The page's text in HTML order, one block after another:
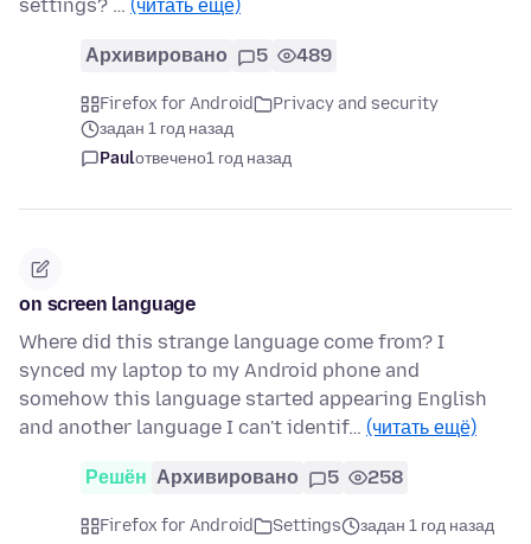
settings? … (читать ещё)
Архивировано 5 489
Firefox for Android
Privacy and security
задан 1 год назад
Paulотвечено1 год назад
on screen language
Where did this strange language come from? I
synced my laptop to my Android phone and
somehow this language started appearing English
and another language I can't identif… (читать ещё)
Решён Архивировано 5 258
Firefox for Android Settings
задан 1 год назад